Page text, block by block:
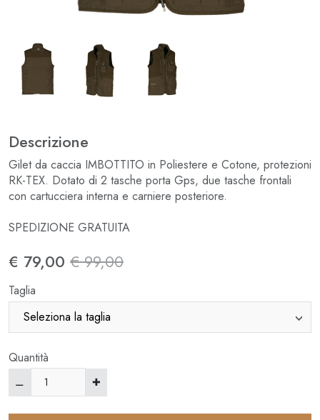
Descrizione
Gilet da caccia IMBOTTITO in Poliestere e Cotone, protezioni
RK-TEX. Dotato di 2 tasche porta Gps, due tasche frontali
con cartucciera interna e carniere posteriore.
SPEDIZIONE GRATUITA
€ 79,00 € 99,00
Taglia
Quantità